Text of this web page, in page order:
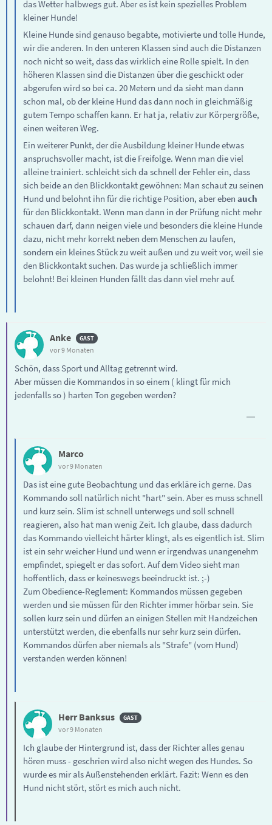
das Wetter halbwegs gut. Aber es ist kein spezielles Problem
kleiner Hunde!
Kleine Hunde sind genauso begabte, motivierte und tolle Hunde,
wir die anderen. In den unteren Klassen sind auch die Distanzen
noch nicht so weit, dass das wirklich eine Rolle spielt. In den
höheren Klassen sind die Distanzen über die geschickt oder
abgerufen wird so bei ca. 20 Metern und da sieht man dann
schon mal, ob der kleine Hund das dann noch in gleichmäßig
gutem Tempo schaffen kann. Er hat ja, relativ zur Körpergröße,
einen weiteren Weg.
Ein weiterer Punkt, der die Ausbildung kleiner Hunde etwas
anspruchsvoller macht, ist die Freifolge. Wenn man die viel
alleine trainiert. schleicht sich da schnell der Fehler ein, dass
sich beide an den Blickkontakt gewöhnen: Man schaut zu seinen
Hund und belohnt ihn für die richtige Position, aber eben auch
für den Blickkontakt. Wenn man dann in der Prüfung nicht mehr
schauen darf, dann neigen viele und besonders die kleine Hunde
dazu, nicht mehr korrekt neben dem Menschen zu laufen,
sondern ein kleines Stück zu weit außen und zu weit vor, weil sie
den Blickkontakt suchen. Das wurde ja schließlich immer
belohnt! Bei kleinen Hunden fällt das dann viel mehr auf.
Anke
vor 9 Monaten
Schön, dass Sport und Alltag getrennt wird.
Aber müssen die Kommandos in so einem ( klingt für mich
jedenfalls so ) harten Ton gegeben werden?
Marco
vor 9 Monaten
Das ist eine gute Beobachtung und das erkläre ich gerne. Das
Kommando soll natürlich nicht "hart" sein. Aber es muss schnell
und kurz sein. Slim ist schnell unterwegs und soll schnell
reagieren, also hat man wenig Zeit. Ich glaube, dass dadurch
das Kommando vielleicht härter klingt, als es eigentlich ist. Slim
ist ein sehr weicher Hund und wenn er irgendwas unangenehm
empfindet, spiegelt er das sofort. Auf dem Video sieht man
hoffentlich, dass er keineswegs beeindruckt ist. ;-)
Zum Obedience-Reglement: Kommandos müssen gegeben
werden und sie müssen für den Richter immer hörbar sein. Sie
sollen kurz sein und dürfen an einigen Stellen mit Handzeichen
unterstützt werden, die ebenfalls nur sehr kurz sein dürfen.
Kommandos dürfen aber niemals als "Strafe" (vom Hund)
verstanden werden können!
Herr Banksus
vor 9 Monaten
Ich glaube der Hintergrund ist, dass der Richter alles genau
hören muss - geschrien wird also nicht wegen des Hundes. So
wurde es mir als Außenstehenden erklärt. Fazit: Wenn es den
Hund nicht stört, stört es mich auch nicht.